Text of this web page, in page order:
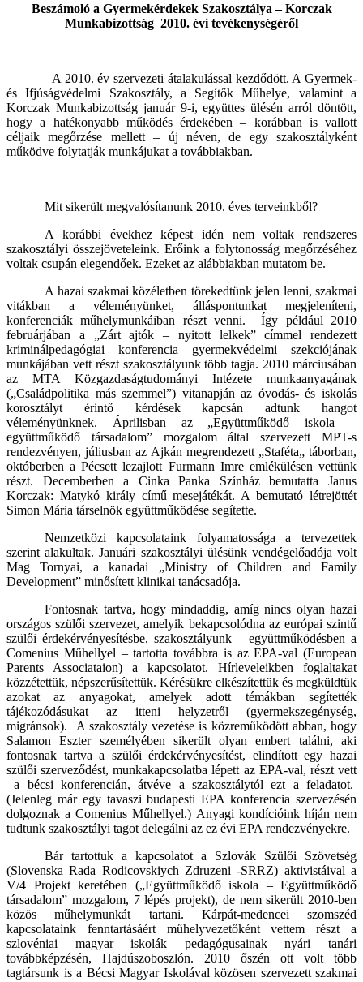
Beszámoló a Gyermekérdekek Szakosztálya – Korczak
Munkabizottság 2010. évi tevékenységéről
A 2010. év szervezeti átalakulással kezdődött. A Gyermek-
és Ifjúságvédelmi Szakosztály, a Segítők Műhelye, valamint a
Korczak Munkabizottság január 9-i, együttes ülésén arról döntött,
hogy a hatékonyabb működés érdekében – korábban is vallott
céljaik megőrzése mellett – új néven, de egy szakosztályként
működve folytatják munkájukat a továbbiakban.
Mit sikerült megvalósítanunk 2010. éves terveinkből?
A korábbi évekhez képest idén nem voltak rendszeres
szakosztályi összejöveteleink. Erőink a folytonosság megőrzéséhez
voltak csupán elegendőek. Ezeket az alábbiakban mutatom be.
A hazai szakmai közéletben törekedtünk jelen lenni, szakmai
vitákban a véleményünket, álláspontunkat megjeleníteni,
konferenciák műhelymunkáiban részt venni.
Így például 2010
februárjában a „Zárt ajtók – nyitott lelkek” címmel rendezett
kriminálpedagógiai konferencia gyermekvédelmi szekciójának
munkájában vett részt szakosztályunk több tagja. 2010 márciusában
az MTA Közgazdaságtudományi Intézete munkaanyagának
(„Családpolitika más szemmel”) vitanapján az óvodás- és iskolás
korosztályt érintő kérdések kapcsán adtunk hangot
véleményünknek. Áprilisban az „Együttműködő iskola –
együttműködő társadalom” mozgalom által szervezett MPT-s
rendezvényen, júliusban az Ajkán megrendezett „Staféta„ táborban,
októberben a Pécsett lezajlott Furmann Imre emlékülésen vettünk
részt. Decemberben a Cinka Panka Színház bemutatta Janus
Korczak: Matykó király című mesejátékát. A bemutató létrejöttét
Simon Mária társelnök együttműködése segítette.
Nemzetközi kapcsolataink folyamatossága a tervezettek
szerint alakultak. Januári szakosztályi ülésünk vendégelőadója volt
Mag Tornyai, a kanadai „Ministry of Children and Family
Development” minősített klinikai tanácsadója.
Fontosnak tartva, hogy mindaddig, amíg nincs olyan hazai
országos szülői szervezet, amelyik bekapcsolódna az európai szintű
szülői érdekérvényesítésbe, szakosztályunk – együttműködésben a
Comenius Műhellyel – tartotta továbbra is az EPA-val (European
Parents Associataion) a kapcsolatot. Hírleveleikben foglaltakat
közzétettük, népszerűsítettük. Kérésükre elkészítettük és megküldtük
azokat az anyagokat, amelyek adott témákban segítették
tájékozódásukat az itteni helyzetről (gyermekszegénység,
migránsok).
A szakosztály vezetése is közreműködött abban, hogy
Salamon Eszter személyében sikerült olyan embert találni, aki
fontosnak tartva a szülői érdekérvényesítést, elindított egy hazai
szülői szerveződést, munkakapcsolatba lépett az EPA-val, részt vett
a bécsi konferencián, átvéve a szakosztálytól ezt a feladatot.
(Jelenleg már egy tavaszi budapesti EPA konferencia szervezésén
dolgoznak a Comenius Műhellyel.) Anyagi kondícióink híján nem
tudtunk szakosztályi tagot delegálni az ez évi EPA rendezvényekre.
Bár tartottuk a kapcsolatot a Szlovák Szülői Szövetség
(Slovenska Rada Rodicovskiych Zdruzeni -SRRZ) aktivistáival a
V/4 Projekt keretében („Együttműködő iskola – Együttműködő
társadalom” mozgalom, 7 lépés projekt), de nem sikerült 2010-ben
közös műhelymunkát tartani. Kárpát-medencei szomszéd
kapcsolataink fenntartásáért műhelyvezetőként vettem részt a
szlovéniai magyar iskolák pedagógusainak nyári tanári
továbbképzésén, Hajdúszoboszlón. 2010 őszén ott volt több
tagtársunk is a Bécsi Magyar Iskolával közösen szervezett szakmai